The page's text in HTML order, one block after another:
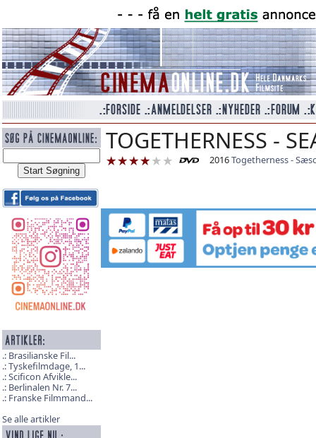
Brasilianske Fil...
Tyskefilmdage, 1...
Scificon Afvikle...
Berlinalen Nr. 7...
Franske Filmmand...
Se alle artikler
TOGETHERNESS -
2016Togetherness -